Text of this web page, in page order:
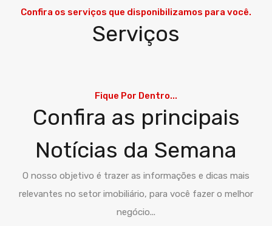
Confira os serviços que disponibilizamos para você.
Serviços
Fique Por Dentro...
Confira as principais
Notícias da Semana
O nosso objetivo é trazer as informações e dicas mais
relevantes no setor imobiliário, para você fazer o melhor
negócio...